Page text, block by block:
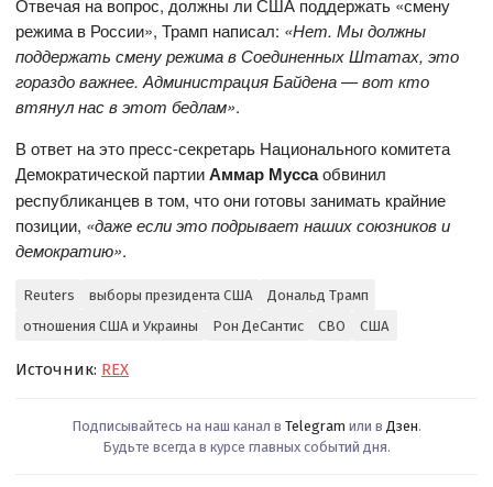
Отвечая на вопрос, должны ли США поддержать «смену
режима в России», Трамп написал: «Нет. Мы должны
поддержать смену режима в Соединенных Штатах, это
гораздо важнее. Администрация Байдена — вот кто
втянул нас в этот бедлам».
В ответ на это пресс-секретарь Национального комитета
Демократической партииАммар Муссаобвинил
республиканцев в том, что они готовы занимать крайние
позиции, «даже если это подрывает наших союзников и
демократию».
Reuters выборы президента США
Дональд Трамп
отношения США и Украины
Рон ДеСантис СВО США
Источник: REX
Подписывайтесь на наш канал в Telegram или в Дзен.
Будьте всегда в курсе главных событий дня.